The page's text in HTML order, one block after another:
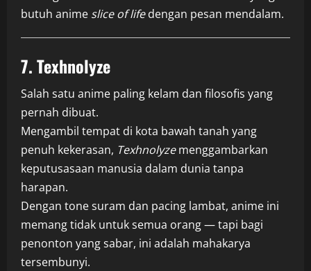
butuh anime slice of lifedengan pesan mendalam.
7.Texhnolyze
Salah satu anime paling kelam dan filosofis yang
pernah dibuat.
Mengambil tempat di kota bawah tanah yang
penuh kekerasan, Texhnolyzemenggambarkan
keputusasaan manusia dalam dunia tanpa
harapan.
Dengan tone suram dan pacing lambat, anime ini
memang tidak untuk semua orang — tapi bagi
penonton yang sabar, ini adalah mahakarya
tersembunyi.